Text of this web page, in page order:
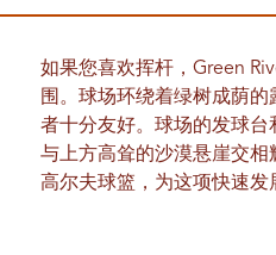
如果您喜欢挥杆，Green
围。球场环绕着绿树成荫
者十分友好。球场的发球
与上方高耸的沙漠悬崖交
高尔夫球篮，为这项快速发